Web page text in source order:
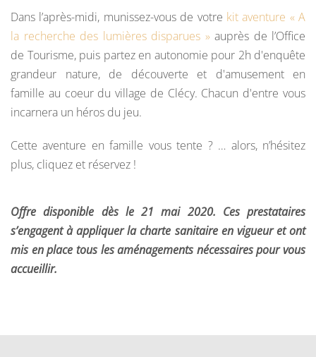
Dans l’après-midi, munissez-vous de votre kit aventure « A
la recherche des lumières disparues »auprès de l’Office
de Tourisme, puis partez en autonomie pour 2h d'enquête
grandeur nature, de découverte et d'amusement en
famille au coeur du village de Clécy. Chacun d'entre vous
incarnera un héros du jeu.
Cette aventure en famille vous tente ? … alors, n’hésitez
plus, cliquez et réservez !
Offre disponible dès le 21 mai 2020. Ces prestataires
s’engagent à appliquer la charte sanitaire en vigueur et ont
mis en place tous les aménagements nécessaires pour vous
accueillir.